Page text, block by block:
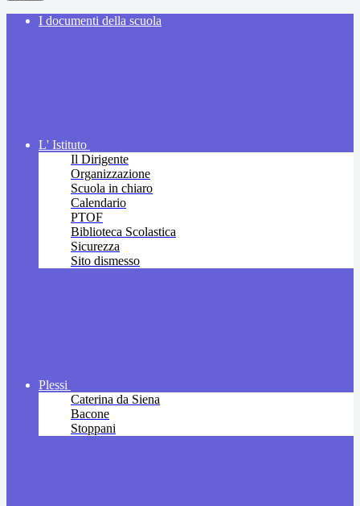
I documenti della scuola
L' Istituto
Il Dirigente
Organizzazione
Scuola in chiaro
Calendario
PTOF
Biblioteca Scolastica
Sicurezza
Sito dismesso
Plessi
Caterina da Siena
Bacone
Stoppani